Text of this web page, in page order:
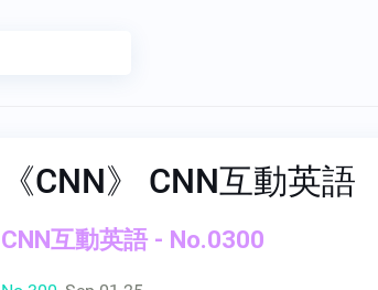
《CNN》 CNN互動英語
CNN互動英語 - No.0300